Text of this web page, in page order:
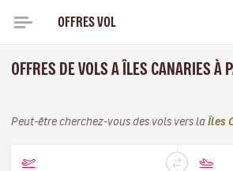
OFFRES VOL
OFFRES DE VOLS A ÎLES CANARIES À
Peut-être cherchez-vous des vols vers la Îles